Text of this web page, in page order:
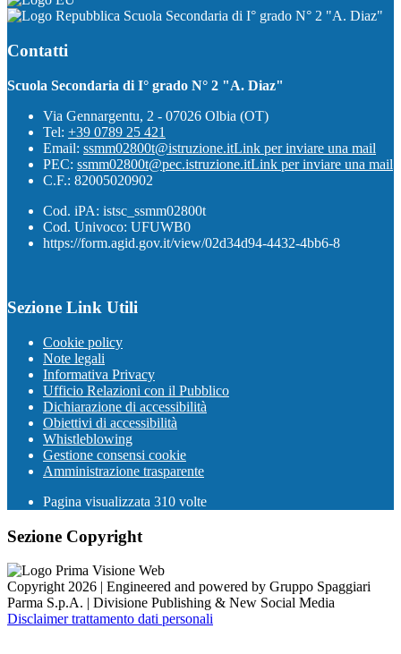
Scuola Secondaria di I° grado N° 2 "A. Diaz"
Contatti
Scuola Secondaria di I° grado N° 2 "A. Diaz"
Via Gennargentu, 2 - 07026 Olbia (OT)
Tel: +39 0789 25 421
Email: ssmm02800t@istruzione.itLink per inviare una mail
PEC: ssmm02800t@pec.istruzione.itLink per inviare una mail
C.F.: 82005020902
Cod. iPA: istsc_ssmm02800t
Cod. Univoco: UFUWB0
https://form.agid.gov.it/view/02d34d94-4432-4bb6-8
Sezione Link Utili
Cookie policy
Note legali
Informativa Privacy
Ufficio Relazioni con il Pubblico
Dichiarazione di accessibilità
Obiettivi di accessibilità
Whistleblowing
Gestione consensi cookie
Amministrazione trasparente
Pagina visualizzata 310 volte
Sezione Copyright
Copyright 2026 | Engineered and powered by Gruppo Spaggiari
Parma S.p.A. | Divisione Publishing & New Social Media
Disclaimer trattamento dati personali